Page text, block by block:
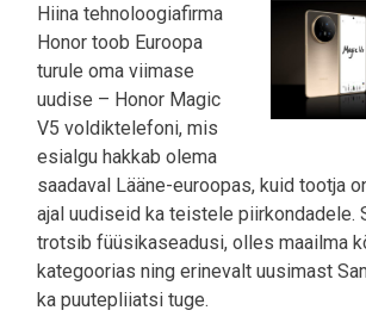
Hiina tehnoloogiafirma
Honor toob Euroopa
turule oma viimase
uudise – Honor Magic
V5 voldiktelefoni, mis
esialgu hakkab olema
saadaval Lääne-euroopas, kuid tootja
ajal uudiseid ka teistele piirkondadele.
trotsib füüsikaseadusi, olles maailma
kategoorias ning erinevalt uusimast
ka puutepliiatsi tuge.